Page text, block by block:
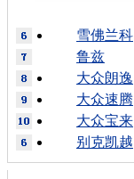
雪佛兰科
鲁兹
大众朗逸
大众速腾
大众宝来
别克凯越